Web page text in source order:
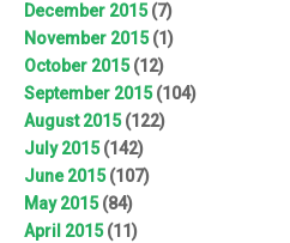
December 2015(7)
November 2015(1)
October 2015(12)
September 2015(104)
August 2015(122)
July 2015(142)
June 2015(107)
May 2015(84)
April 2015(11)